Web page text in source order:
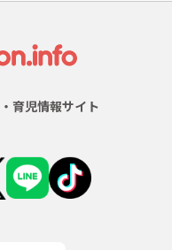
育児情報サイト